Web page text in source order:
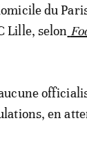
du
Lille, selon
en